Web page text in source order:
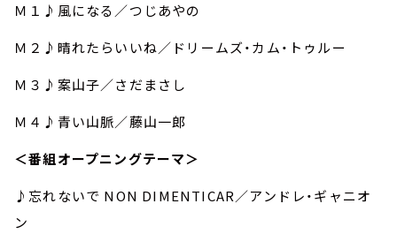
Ｍ１♪風になる／つじあやの
Ｍ２♪晴れたらいいね／ドリームズ・カム・トゥルー
Ｍ３♪案山子／さだまさし
Ｍ４♪青い山脈／藤山一郎
＜番組オープニングテーマ＞
♪忘れないで NON DIMENTICAR／アンドレ・ギャニオ
ン